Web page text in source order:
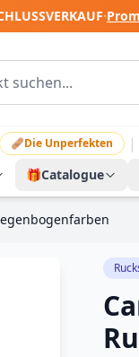
·
🩹Die Unperfekten |
🎁Catalogue